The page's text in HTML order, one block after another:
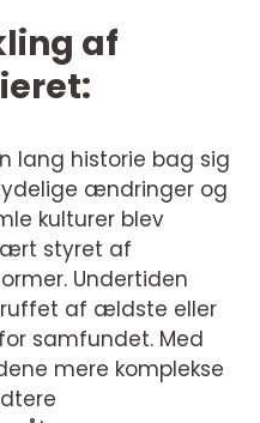
af
lang historie bag sig
ændringer og
kulturer blev
styret af
Undertiden
af ældste eller
samfundet. Med
mere komplekse